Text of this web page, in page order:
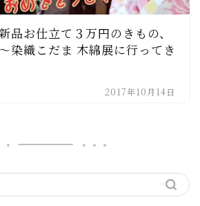
品お仕立て３万円のきもの、
染織こだま 木綿展に行ってき
2017年10月14日